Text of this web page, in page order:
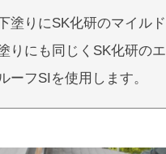
塗りにSK化研のマイル
りにも同じくSK化研の
ーフSIを使用します。